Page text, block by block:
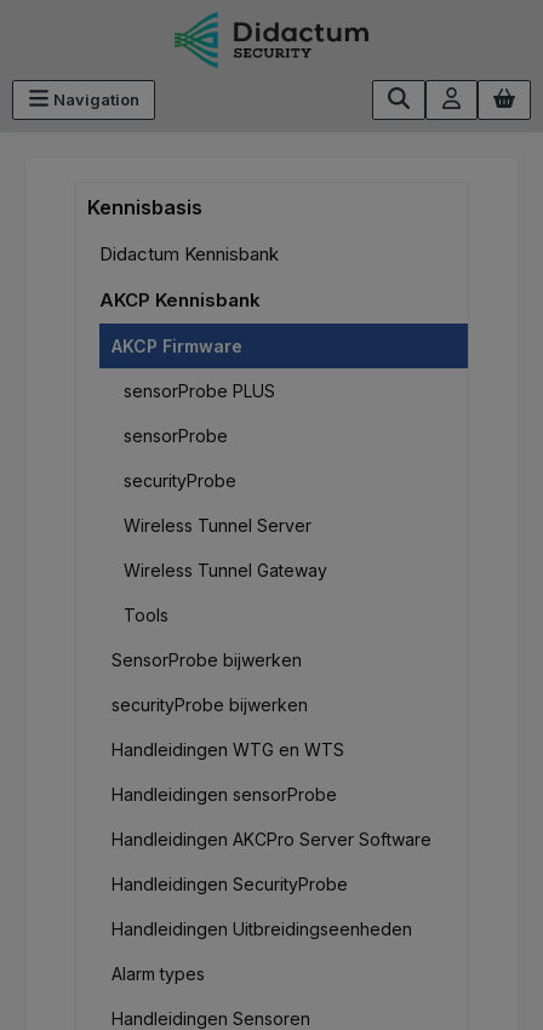
Navigation
Kennisbasis
Didactum Kennisbank
AKCP Kennisbank
AKCP Firmware
sensorProbe PLUS
sensorProbe
securityProbe
Wireless Tunnel Server
Wireless Tunnel Gateway
Tools
SensorProbe bijwerken
securityProbe bijwerken
Handleidingen WTG en WTS
Handleidingen sensorProbe
Handleidingen AKCPro Server Software
Handleidingen SecurityProbe
Handleidingen Uitbreidingseenheden
Alarm types
Handleidingen Sensoren